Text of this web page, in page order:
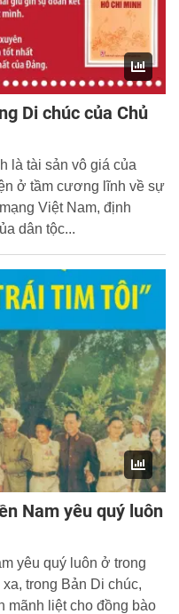
Di chúc của Chủ
là tài sản vô giá của
ở tầm cương lĩnh về sự
Việt Nam, định
dân tộc...
Nam yêu quý luôn
yêu quý luôn ở trong
trong Bản Di chúc,
mãnh liệt cho đồng bào